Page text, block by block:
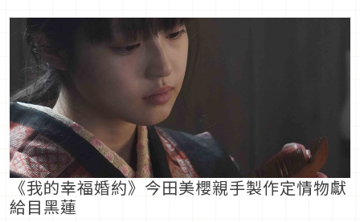
《我的幸福婚約》今田美櫻親手製作定情物獻
給目黑蓮